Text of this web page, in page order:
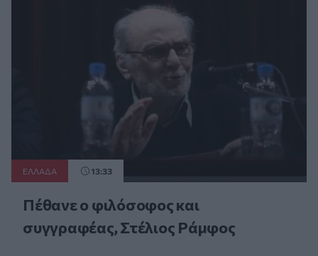
ΕΛΛAΔΑ 13:33
Πέθανε ο φιλόσοφος και
συγγραφέας, Στέλιος Ράμφος